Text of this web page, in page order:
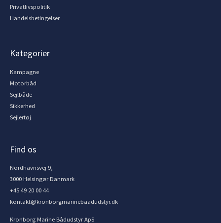
Privatlivspolitik
Handelsbetingelser
Kategorier
Kampagne
Motorbåd
Sejlbåde
Sikkerhed
Sejlertøj
Find os
Nordhavnsvej 9,
3000 Helsingør Danmark
+45 49 20 00 44
kontakt@kronborgmarinebaadudstyr.dk
Kronborg Marine Bådudstyr ApS